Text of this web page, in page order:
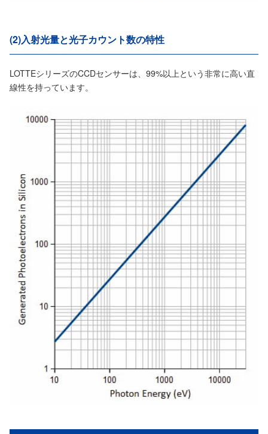
(2)入射光量と光子カウント数の特性
LOTTEシリーズのCCDセンサーは、99%以上という非常に高い直
線性を持っています。